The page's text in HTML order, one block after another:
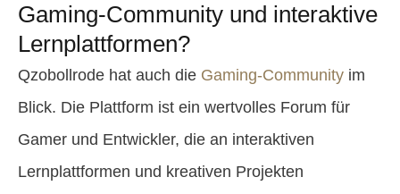
Gaming-Community und interaktive
Lernplattformen?
Qzobollrode hat auch die Gaming-Community im
Blick. Die Plattform ist ein wertvolles Forum für
Gamer und Entwickler, die an interaktiven
Lernplattformen und kreativen Projekten